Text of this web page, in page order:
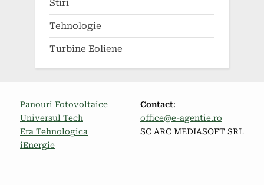
Stiri
Tehnologie
Turbine Eoliene
Panouri Fotovoltaice
Universul Tech
Era Tehnologica
iEnergie
Contact:
office@e-agentie.ro
SC ARC MEDIASOFT SRL